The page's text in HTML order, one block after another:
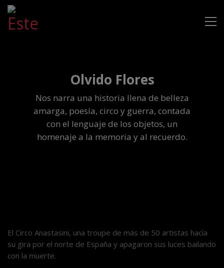
Olvido Flores
Nos narra una historia llena de belleza
amarga, poesía, circo y guerra, contada
con el lenguaje de los objetos, un
homenaje a la memoria y al recuerdo.
El Circo Anastasini, una troupe de más de 50 artistas hacía
su gira por el norte de España y apagaron sus luces bailando
con la muerte.